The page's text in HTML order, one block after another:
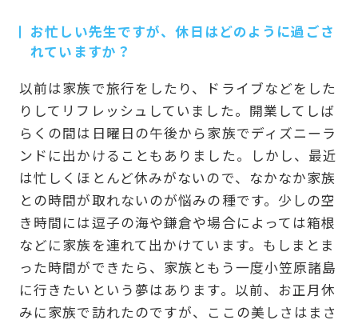
お忙しい先生ですが、休日はどのように過ごさ
れていますか？
以前は家族で旅行をしたり、ドライブなどをした
りしてリフレッシュしていました。開業してしば
らくの間は日曜日の午後から家族でディズニーラ
ンドに出かけることもありました。しかし、最近
は忙しくほとんど休みがないので、なかなか家族
との時間が取れないのが悩みの種です。少しの空
き時間には逗子の海や鎌倉や場合によっては箱根
などに家族を連れて出かけています。もしまとま
った時間ができたら、家族ともう一度小笠原諸島
に行きたいという夢はあります。以前、お正月休
みに家族で訪れたのですが、ここの美しさはまさ